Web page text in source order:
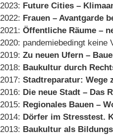
2023: Future Cities –
2022: Frauen – Avantgarde
2021:Öffentliche Räume –
2020: pandemiebedingt keine
2019:Zu neuen Ufern –
2018: Baukultur durch
2017:Stadtreparatur: Wege
2016: Die neue Stadt – Das
2015: Regionales Bauen –
2014: Dörfer im Stresstest.
2013: Baukultur als